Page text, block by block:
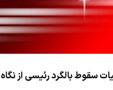
سقوط بالگرد رئیسی از